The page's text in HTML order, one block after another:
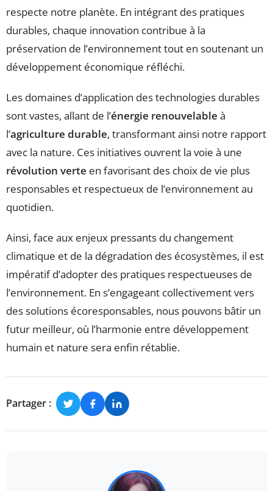
respecte notre planète. En intégrant des pratiques
durables, chaque innovation contribue à la
préservation de l’environnement tout en soutenant un
développement économique réfléchi.
Les domaines d’application des technologies durables
sont vastes, allant de l’énergie renouvelable à
l’agriculture durable, transformant ainsi notre rapport
avec la nature. Ces initiatives ouvrent la voie à une
révolution verte en favorisant des choix de vie plus
responsables et respectueux de l’environnement au
quotidien.
Ainsi, face aux enjeux pressants du changement
climatique et de la dégradation des écosystèmes, il est
impératif d’adopter des pratiques respectueuses de
l’environnement. En s’engageant collectivement vers
des solutions écoresponsables, nous pouvons bâtir un
futur meilleur, où l’harmonie entre développement
humain et nature sera enfin rétablie.
Partager :